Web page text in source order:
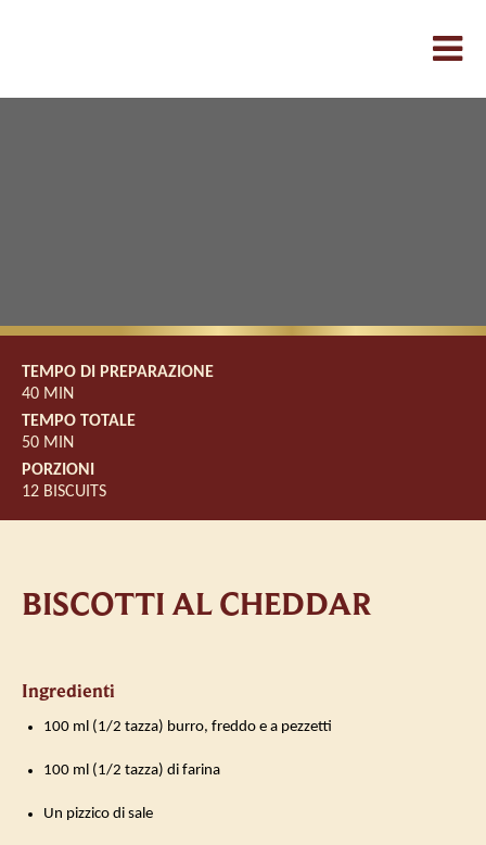
TEMPO DI PREPARAZIONE
40 MIN
TEMPO TOTALE
50 MIN
PORZIONI
12 BISCUITS
BISCOTTI AL CHEDDAR
Ingredienti
100 ml (1/2 tazza) burro, freddo e a pezzetti
100 ml (1/2 tazza) di farina
Un pizzico di sale